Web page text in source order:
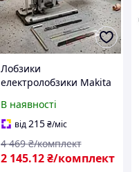
Лобзики
електролобзики Makita
220В Лобзик для
дерева 650 Вт Ручний
електролобзик
Електролобзик
настільний
В наявності
від215 ₴/міс
2 145.12 ₴/комплект
4 469 ₴/комплект